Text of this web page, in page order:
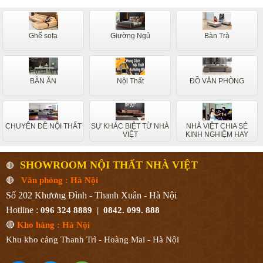
Ghế sofa Giường Ngủ Bàn Trà
BÀN ĂN Nội Thất ĐỒ VĂN PHÒNG
CHUYÊN ĐỀ NỘI THẤT
SỰ KHÁC BIỆT TỪ NHÀ
VIỆT
NHÀ VIỆT CHIA SẺ
KINH NGHIỆM HAY
🔴 SHOWROOM NỘI THẤT NHÀ VIỆT
🔴 Văn phòng : Hà Nội
Số 202 Khương Đình - Thanh Xuân - Hà Nội
Hotline : 096 324 8889 | 0842. 099. 888
🔴 Kho hàng : Hà Nội
Khu kho cảng Thanh Trì - Hoàng Mai - Hà Nội